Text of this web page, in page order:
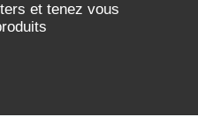
et tenez vous